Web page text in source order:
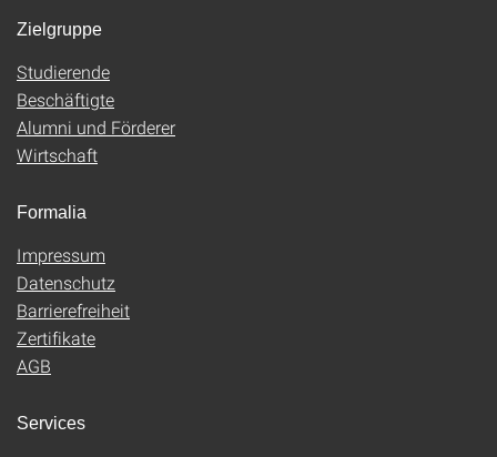
Zielgruppe
Studierende
Beschäftigte
Alumni und Förderer
Wirtschaft
Formalia
Impressum
Datenschutz
Barrierefreiheit
Zertifikate
AGB
Services